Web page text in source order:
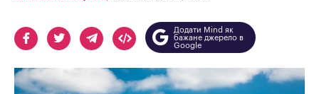
Додати Mind як
бажане джерело в
Google